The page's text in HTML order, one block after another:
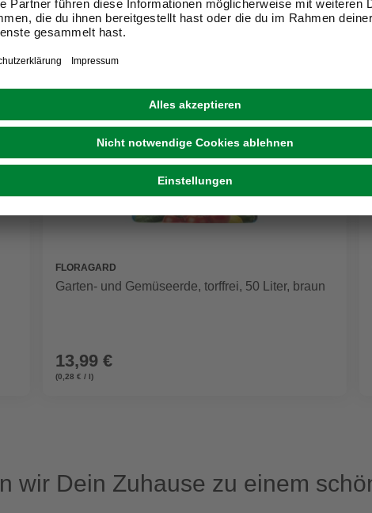
FLORAGARD
Garten- und Gemüseerde, torffrei, 50 Liter, braun
13,99 €
(0,28 € / l)
wir Dein Zuhause zu einem